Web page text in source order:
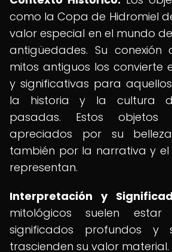
como la Copa de Hidromiel
valor especial en el mundo
antigüedades. Su conexión
mitos antiguos los convierte
y significativas para
la historia y la cultura
pasadas. Estos
apreciados por su
también por la narrativa y el
representan.
Interpretación y
mitológicos suelen
significados profundos y
trascienden su valor material.